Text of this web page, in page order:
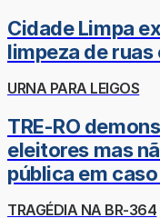
Cidade Limpa
limpeza de ruas
URNA PARA LEIGOS
TRE-RO
eleitores mas
pública em
TRAGÉDIA NA BR-364